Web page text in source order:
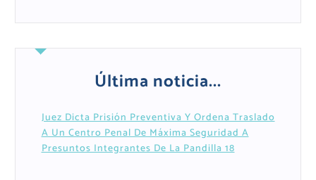
Última noticia...
Juez Dicta Prisión Preventiva Y Ordena Traslado
A Un Centro Penal De Máxima Seguridad A
Presuntos Integrantes De La Pandilla 18